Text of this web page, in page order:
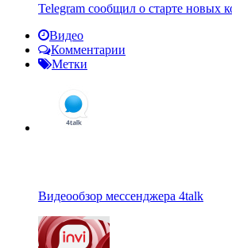
Telegram сообщил о старте новых
Видео
Комментарии
Метки
Видеообзор мессенджера 4talk